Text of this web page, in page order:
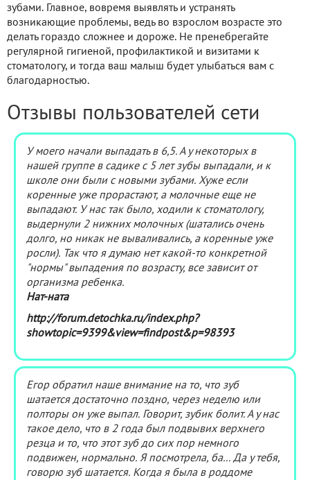
зубами. Главное, вовремя выявлять и устранять
возникающие проблемы, ведь во взрослом возрасте это
делать гораздо сложнее и дороже. Не пренебрегайте
регулярной гигиеной, профилактикой и визитами к
стоматологу, и тогда ваш малыш будет улыбаться вам с
благодарностью.
Отзывы пользователей сети
У моего начали выпадать в 6,5. А у некоторых в
нашей группе в садике с 5 лет зубы выпадали, и к
школе они были с новыми зубами. Хуже если
коренные уже прорастают, а молочные еще не
выпадают. У нас так было, ходили к стоматологу,
выдернули 2 нижних молочных (шатались очень
долго, но никак не вываливались, а коренные уже
росли). Так что я думаю нет какой-то конкретной
"нормы" выпадения по возрасту, все зависит от
организма ребенка.
Нат-ната
http://forum.detochka.ru/index.php?
showtopic=9399&view=findpost&p=98393
Егор обратил наше внимание на то, что зуб
шатается достаточно поздно, через неделю или
полторы он уже выпал. Говорит, зубик болит. А у нас
такое дело, что в 2 года был подвывих верхнего
резца и то, что этот зуб до сих пор немного
подвижен, нормально. Я посмотрела, ба... Да у тебя,
говорю зуб шатается. Когда я была в роддоме